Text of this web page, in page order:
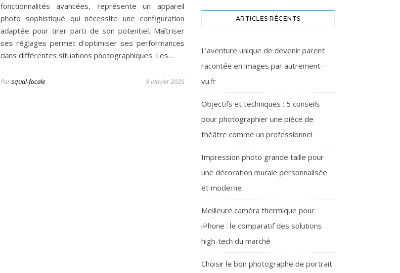
fonctionnalités avancées, représente un appareil
photo sophistiqué qui nécessite une configuration
adaptée pour tirer parti de son potentiel. Maîtriser
ses réglages permet d'optimiser ses performances
dans différentes situations photographiques. Les…
Parsqual-focale 9 janvier 2025
ARTICLES RÉCENTS
L’aventure unique de devenir parent
racontée en images par autrement-
vu.fr
Objectifs et techniques : 5 conseils
pour photographier une pièce de
théâtre comme un professionnel
Impression photo grande taille pour
une décoration murale personnalisée
et moderne
Meilleure caméra thermique pour
iPhone : le comparatif des solutions
high-tech du marché
Choisir le bon photographe de portrait